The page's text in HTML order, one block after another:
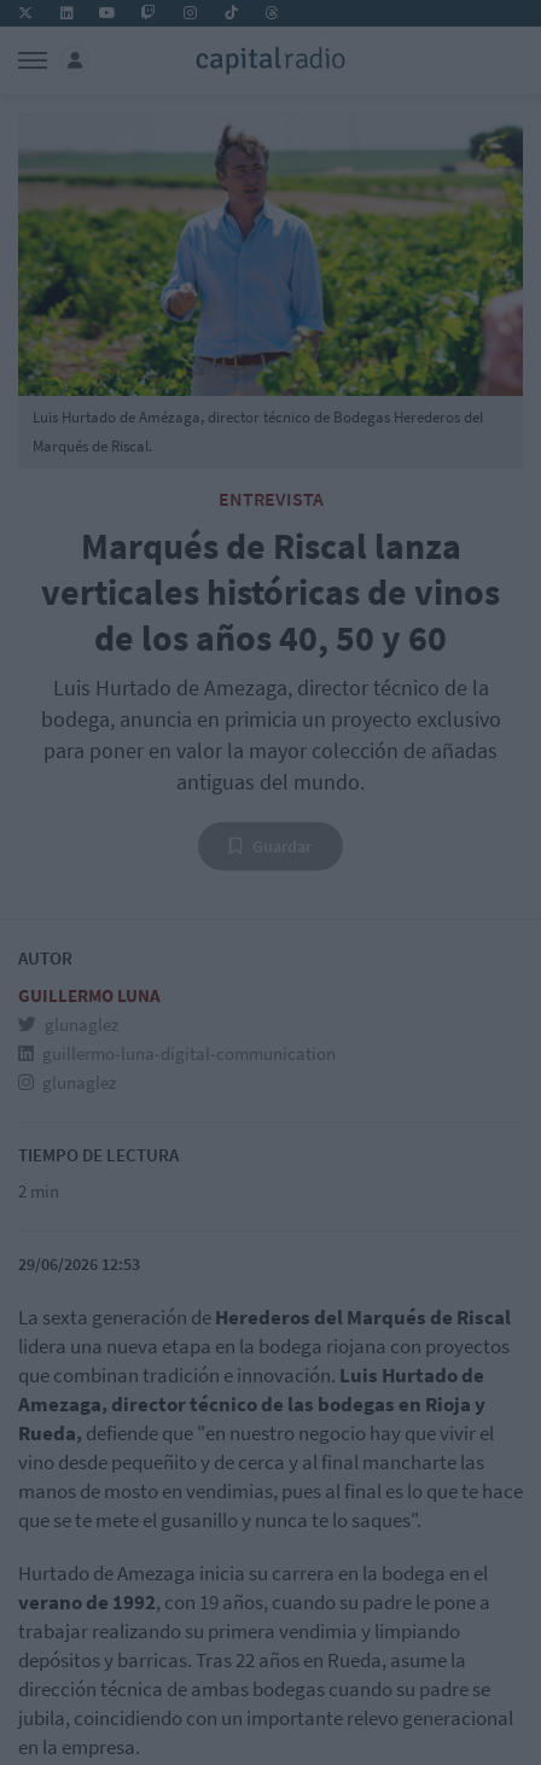
ENTREVISTA
Marqués de Riscal lanza
verticales históricas de vinos
de los años 40, 50 y 60
Luis Hurtado de Amezaga, director técnico de la
bodega, anuncia en primicia un proyecto exclusivo
para poner en valor la mayor colección de añadas
antiguas del mundo.
Luis Hurtado de Amézaga, director técnico de Bodegas Herederos del
Marqués de Riscal.
AUTOR
GUILLERMO LUNA
glunaglez
guillermo-luna-digital-communication
glunaglez
TIEMPO DE LECTURA
2 min
29/06/2026 12:53
La sexta generación deHerederos del Marqués de Riscal
lidera una nueva etapa en la bodega riojana con proyectos
que combinan tradición e innovación. Luis Hurtado de
Amezaga, director técnico de las bodegas en Rioja y
Rueda, defiende que "en nuestro negocio hay que vivir el
vino desde pequeñito y de cerca y al final mancharte las
manos de mosto en vendimias, pues al final es lo que te hace
que se te mete el gusanillo y nunca te lo saques".
Hurtado de Amezaga inicia su carrera en la bodega en el
verano de 1992, con 19 años, cuando su padre le pone a
trabajar realizando su primera vendimia y limpiando
depósitos y barricas. Tras 22 años en Rueda, asume la
dirección técnica de ambas bodegas cuando su padre se
jubila, coincidiendo con un importante relevo generacional
en la empresa.